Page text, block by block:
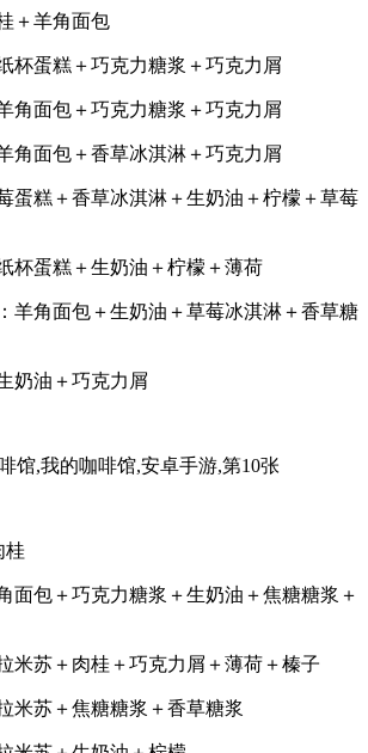
＋羊角面包
杯蛋糕＋巧克力糖浆＋巧克力屑
角面包＋巧克力糖浆＋巧克力屑
角面包＋香草冰淇淋＋巧克力屑
蛋糕＋香草冰淇淋＋生奶油＋柠檬＋草莓
杯蛋糕＋生奶油＋柠檬＋薄荷
羊角面包＋生奶油＋草莓冰淇淋＋香草糖
奶油＋巧克力屑
桂
面包＋巧克力糖浆＋生奶油＋焦糖糖浆＋
米苏＋肉桂＋巧克力屑＋薄荷＋榛子
米苏＋焦糖糖浆＋香草糖浆